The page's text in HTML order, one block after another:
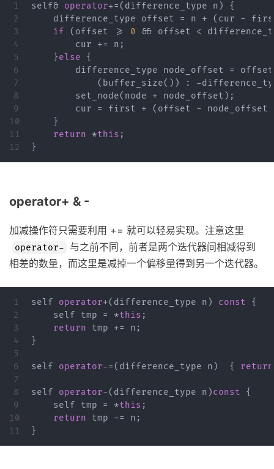
1
2
3
4
5
6
7
8
9
10
11
self& operator+=( difference_type n )
{
difference_type
offset = n + ( cur -
if
( offset >= 0 && offset <
cur
+= n ;
}else
{
difference_type
node_offset =
offset
( buffer_size()) : -
set_node( node + node_offset );
cur
= first + ( offset - node_offset
}
return
*this ;
}
operator+ & -
加减操作符只需要利用 += 就可以轻易实现。注意这里
operator-
与之前不同，前者是两个迭代器间相减得到
相差的数量，而这里是减掉一个偏移量得到另一个迭代器。
1
2
3
4
5
6
7
8
9
10
self operator+( difference_type n ) const
{
self
tmp = *this ;
return
tmp += n ;
}
self operator-=( difference_type n ) { return
self operator-( difference_type n )const
{
self
tmp = *this ;
return
tmp -= n ;
}